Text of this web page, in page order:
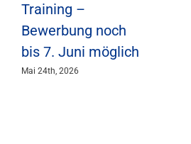
Training –
Bewerbung noch
bis 7. Juni möglich
Mai 24th, 2026